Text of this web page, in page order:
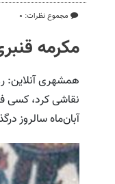
مجموع نظرات: ۰
مکرمه
همشهری آنلاین:
نقاشی کرد، کسی
آبان‌ماه سالروز